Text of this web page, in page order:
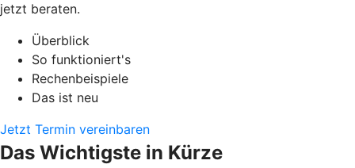
jetzt beraten.
Überblick
So funktioniert's
Rechenbeispiele
Das ist neu
Jetzt Termin vereinbaren
Das Wichtigste in Kürze